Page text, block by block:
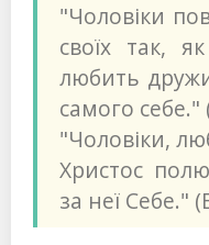
"Чоловіки
своїх так,
любить
самого себе."
"Чоловіки,
Христос
за неї Себе."